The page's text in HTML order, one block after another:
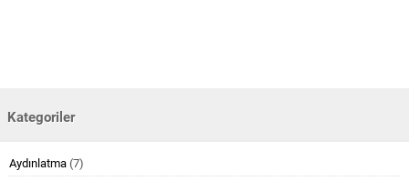
Kategoriler
Aydınlatma (7)